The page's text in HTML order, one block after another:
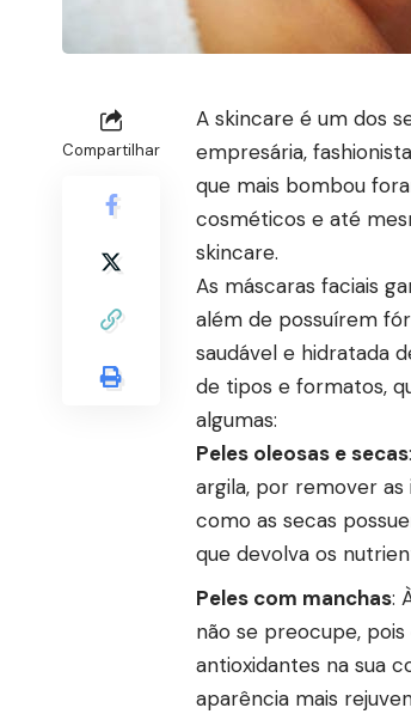
Compartilhar
A skincare é um dos
empresária,
que mais bombou
cosméticos e até
skincare.
As máscaras faciais
além de possuírem
saudável e hidratada
de tipos e formatos,
algumas:
Peles oleosas e secas
argila, por remover
como as secas
que devolva os
Peles com manchas:
não se preocupe,
antioxidantes na sua
aparência mais